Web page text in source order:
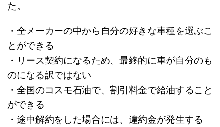
た。
・全メーカーの中から自分の好きな車種を選ぶこ
とができる
・リース契約になるため、最終的に車が自分のも
のになる訳ではない
・全国のコスモ石油で、割引料金で給油すること
ができる
・途中解約をした場合には、違約金が発生する